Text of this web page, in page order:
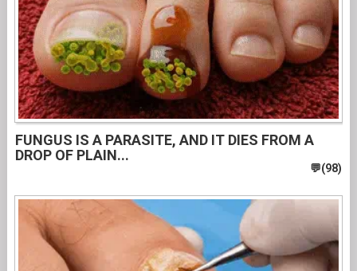
FUNGUS IS A PARASITE, AND IT DIES FROM A
DROP OF PLAIN...